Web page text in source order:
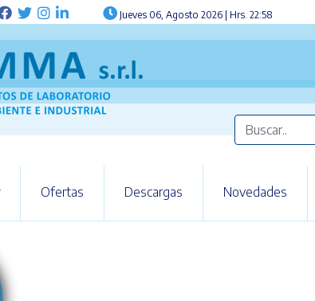
Jueves 06, Agosto 2026 | Hrs. 22:58
Ofertas Descargas Novedades